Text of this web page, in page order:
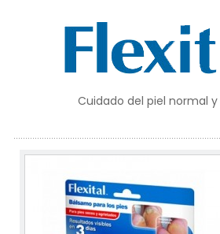
Cuidado del piel normal